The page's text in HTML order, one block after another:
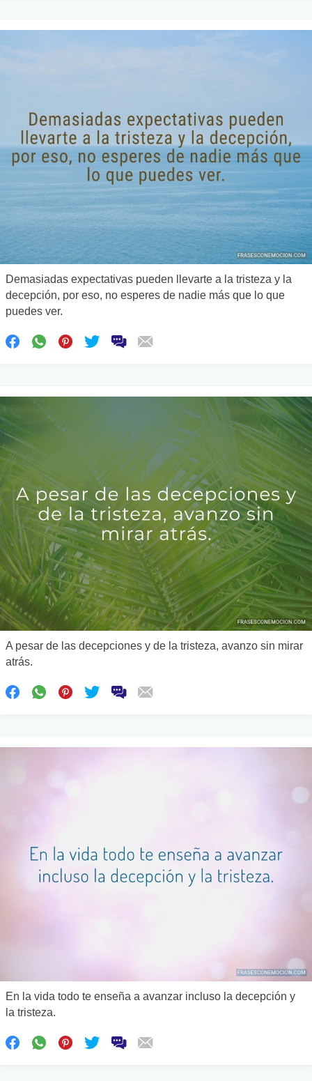
Demasiadas expectativas pueden llevarte a la tristeza y la
decepción, por eso, no esperes de nadie más que lo que
puedes ver.
A pesar de las decepciones y de la tristeza, avanzo sin mirar
atrás.
En la vida todo te enseña a avanzar incluso la decepción y
la tristeza.